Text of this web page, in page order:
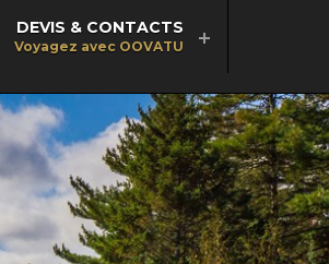
DEVIS & CONTACTS
Voyagez avec OOVATU